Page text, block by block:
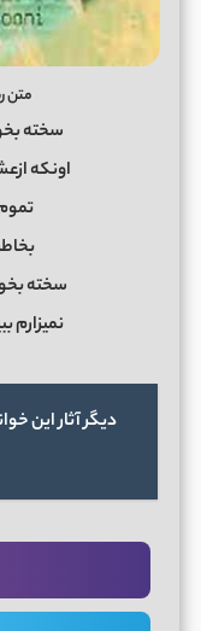
متن
سخته
اونکه
سخته
نمیزارم
دیگر آثار این